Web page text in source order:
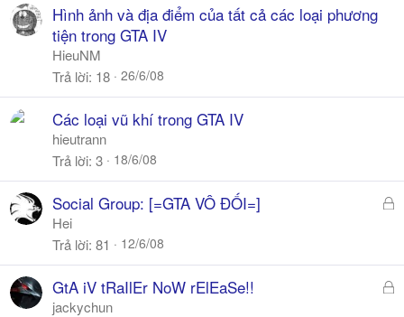
Hình ảnh và địa điểm của tất cả các loại phương
tiện trong GTA IV
HieuNM
Trả lời 18 26/6/08
Các loại vũ khí trong GTA IV
hieutrann
Trả lời 3 18/6/08
Đ
h
a
Social Group: [=GTA VÔ ĐỐI=]
Hei
Trả lời 81 12/6/08
Đ
GtA iV tRaIlEr NoW rElEaSe!!
jackychun